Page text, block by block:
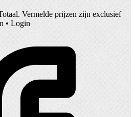
. Vermelde prijzen zijn exclusief
• Login